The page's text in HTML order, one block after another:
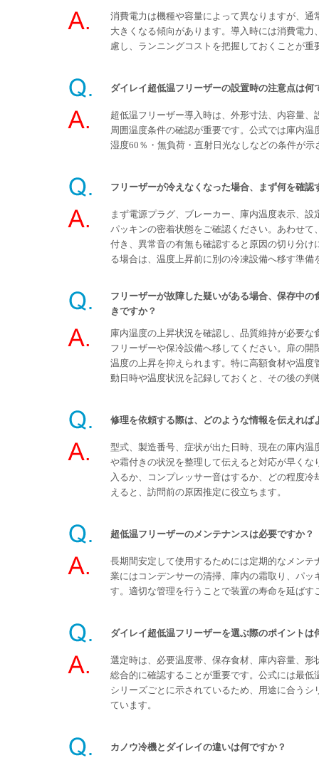
消費電力は機種や容量によって異なりますが、通
大きくなる傾向があります。導入時には消費電力
慮し、ランニングコストを把握しておくことが重
ダイレイ超低温フリーザーの設置時の注意点は何
超低温フリーザー導入時は、外形寸法、内容量、
周囲温度条件の確認が重要です。公式では庫内
湿度60％・無負荷・直射日光なしなどの条件が示
フリーザーが冷えなくなった場合、まず何を確認
まず電源プラグ、ブレーカー、庫内温度表示、設
パッキンの密着状態をご確認ください。あわせて
付き、異常音の有無も確認すると原因の切り分け
る場合は、温度上昇前に別の冷凍設備へ移す準備
フリーザーが故障した疑いがある場合、保存中の
きですか？
庫内温度の上昇状況を確認し、品質維持が必要な
フリーザーや保冷設備へ移してください。扉の開
温度の上昇を抑えられます。特に高額食材や温度
動日時や温度状況を記録しておくと、その後の判
修理を依頼する際は、どのような情報を伝えれば
型式、製造番号、症状が出た日時、現在の庫内温
や霜付きの状況を整理して伝えると対応が早くな
入るか、コンプレッサー音はするか、どの程度冷
えると、訪問前の原因推定に役立ちます。
超低温フリーザーのメンテナンスは必要ですか？
長期間安定して使用するためには定期的なメンテ
業にはコンデンサーの清掃、庫内の霜取り、パッ
す。適切な管理を行うことで装置の寿命を延ばす
ダイレイ超低温フリーザーを選ぶ際のポイントは
選定時は、必要温度帯、保存食材、庫内容量、形
総合的に確認することが重要です。公式には最低
シリーズごとに示されているため、用途に合うシ
ています。
カノウ冷機とダイレイの違いは何ですか？